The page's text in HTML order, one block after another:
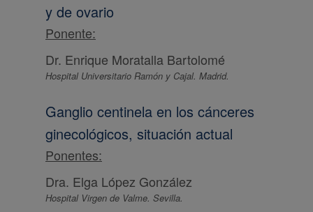
y de ovario
Ponente:
Dr. Enrique Moratalla Bartolomé
Hospital Universitario Ramón y Cajal. Madrid.
Ganglio centinela en los cánceres
ginecológicos, situación actual
Ponentes:
Dra. Elga López González
Hospital Virgen de Valme. Sevilla.